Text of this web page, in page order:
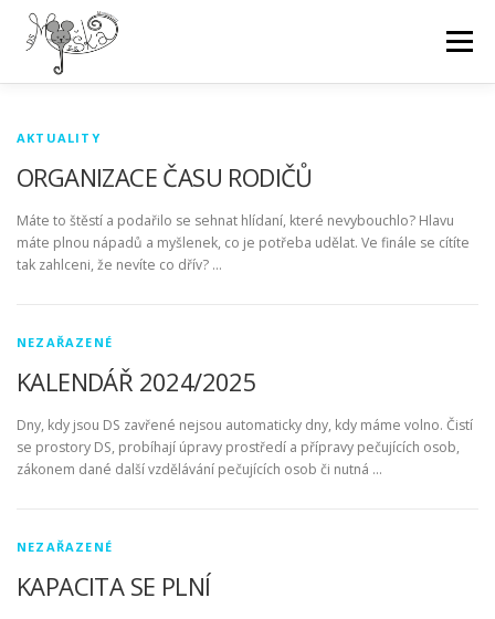
Přeskočit
obsah
Menu
N
e
w
s
AKTUALITY
ORGANIZACE ČASU RODIČŮ
Máte to štěstí a podařilo se sehnat hlídaní, které nevybouchlo? Hlavu
máte plnou nápadů a myšlenek, co je potřeba udělat. Ve finále se cítíte
tak zahlceni, že nevíte co dřív? …
NEZAŘAZENÉ
KALENDÁŘ 2024/2025
Dny, kdy jsou DS zavřené nejsou automaticky dny, kdy máme volno. Čistí
se prostory DS, probíhají úpravy prostředí a přípravy pečujících osob,
zákonem dané další vzdělávání pečujících osob či nutná …
NEZAŘAZENÉ
KAPACITA SE PLNÍ